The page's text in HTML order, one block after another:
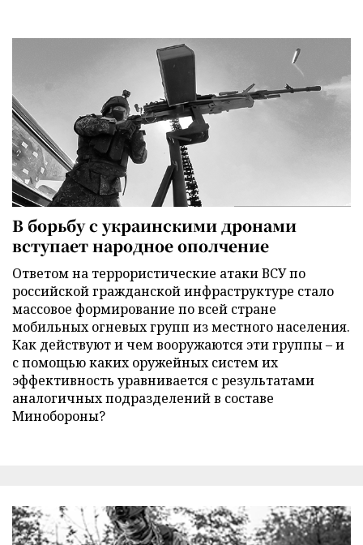
В борьбу с украинскими дронами
вступает народное ополчение
Ответом на террористические атаки ВСУ по
российской гражданской инфраструктуре стало
массовое формирование по всей стране
мобильных огневых групп из местного населения.
Как действуют и чем вооружаются эти группы – и
с помощью каких оружейных систем их
эффективность уравнивается с результатами
аналогичных подразделений в составе
Минобороны?